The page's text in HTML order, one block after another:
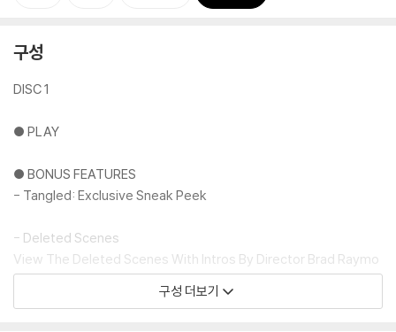
구성
DISC 1
● PLAY
● BONUS FEATURES
- Tangled: Exclusive Sneak Peek
- Deleted Scenes
View The Deleted Scenes With Intros By Director Brad Raymo
nd And
구성 더보기